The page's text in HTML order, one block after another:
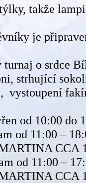
takže
je
o srdce
strhující
vystoupení
od 10:00 do
od 11:00 –
CCA
od 11:00 –
CCA